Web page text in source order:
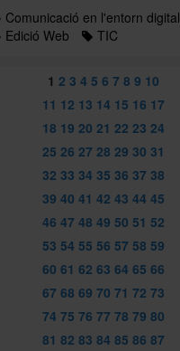
Comunicació en l'entorn digital
Edició Web
TIC
1 2 3 4 5 6 7 8 9 10
11 12 13 14 15 16 17
18 19 20 21 22 23 24
25 26 27 28 29 30 31
32 33 34 35 36 37 38
39 40 41 42 43 44 45
46 47 48 49 50 51 52
53 54 55 56 57 58 59
60 61 62 63 64 65 66
67 68 69 70 71 72 73
74 75 76 77 78 79 80
81 82 83 84 85 86 87